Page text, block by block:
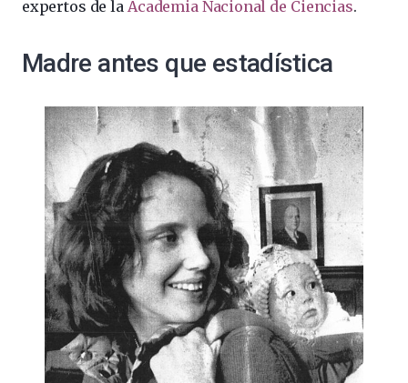
expertos de laAcademia Nacional de Ciencias.
Madre antes que estadística